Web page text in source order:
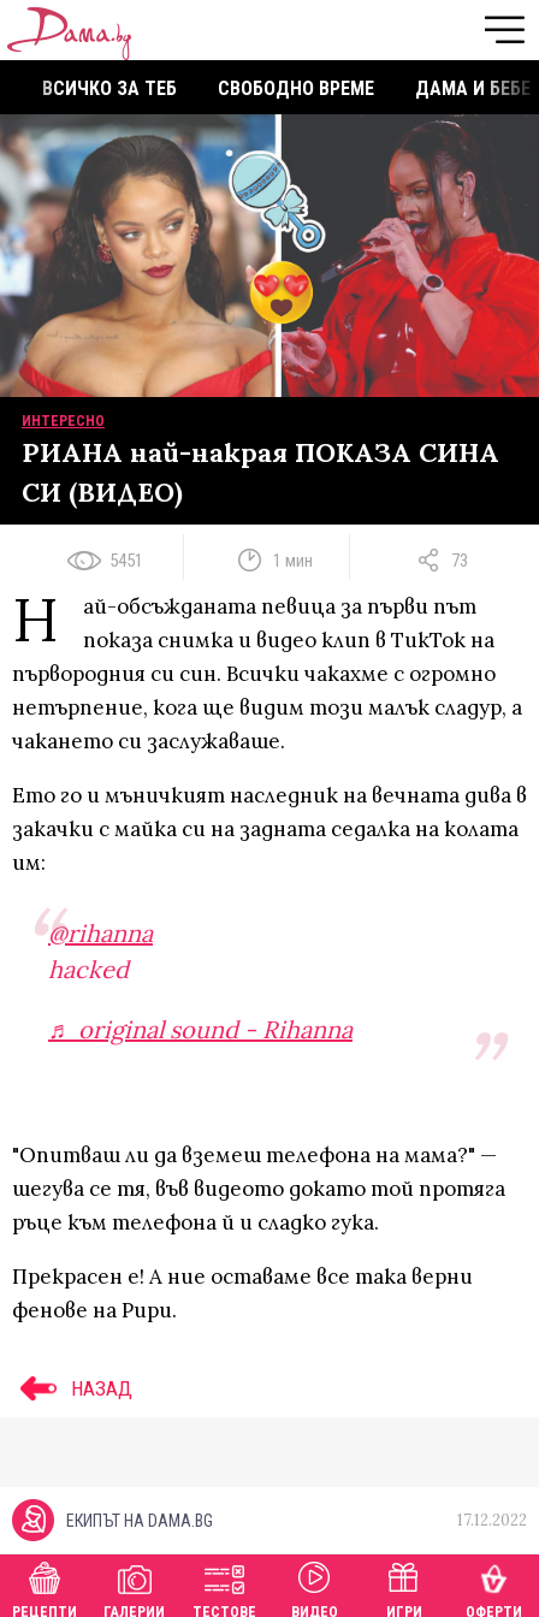
ВСИЧКО ЗА ТЕБ СВОБОДНО ВРЕМЕ ДАМА И БЕБЕ
ИНТЕРЕСНО
РИАНА най-накрая ПОКАЗА СИНА
СИ (ВИДЕО)
5451 1 мин 73
Н
ай-обсъжданата певица за първи път
показа снимка и видео клип в ТикТок на
първородния си син. Всички чакахме с огромно
нетърпение, кога ще видим този малък сладур, а
чакането си заслужаваше.
Ето го и мъничкият наследник на вечната дива в
закачки с майка си на задната седалка на колата
им:
@rihanna
hacked
♬ original sound - Rihanna
"Опитваш ли да вземеш телефона на мама?" —
шегува се тя, във видеото докато той протяга
ръце към телефона й и сладко гука.
Прекрасен е! А ние оставаме все така верни
фенове на Рири.
НАЗАД
ЕКИПЪТ НА DAMA.BG 17.12.2022
РЕЦЕПТИ ГАЛЕРИИ ТЕСТОВЕ ВИДЕО ИГРИ ОФЕРТИ